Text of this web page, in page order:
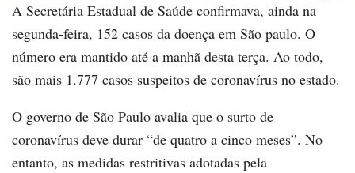
A Secretária Estadual de Saúde confirmava, ainda na
segunda-feira, 152 casos da doença em São paulo. O
número era mantido até a manhã desta terça. Ao todo,
são mais 1.777 casos suspeitos de coronavírus no estado.
O governo de São Paulo avalia que o surto de
coronavírus deve durar “de quatro a cinco meses”. No
entanto, as medidas restritivas adotadas pela